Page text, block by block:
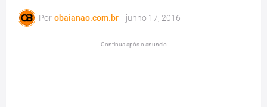
Por obaianao.com.br - junho 17, 2016
Continua após o anuncio